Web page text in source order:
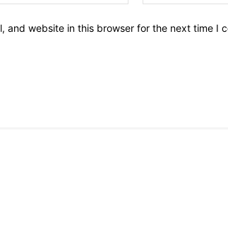
and website in this browser for the next time I